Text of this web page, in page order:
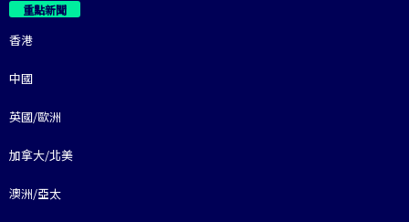
重點新聞
香港
中國
英國/歐洲
加拿大/北美
澳洲/亞太